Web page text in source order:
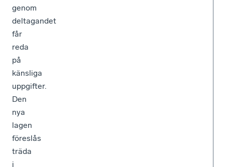
genom
deltagandet
får
reda
på
känsliga
uppgifter.
Den
nya
lagen
föreslås
träda
i